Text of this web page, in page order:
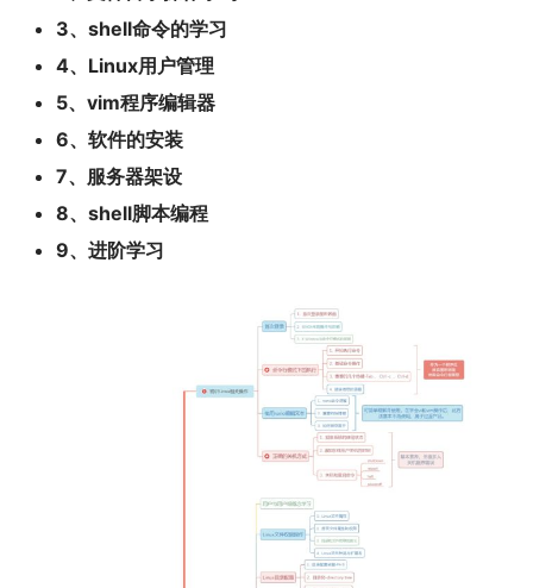
3、shell命令的学习
4、Linux用户管理
5、vim程序编辑器
6、软件的安装
7、服务器架设
8、shell脚本编程
9、进阶学习